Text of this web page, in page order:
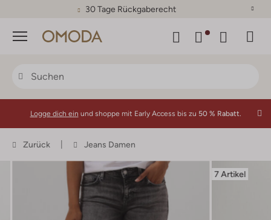
30 Tage Rückgaberecht
Menü
Logge dich ein und shoppe mit Early Access bis zu 50 % Rabatt.
Zurück Jeans Damen
7 Artikel